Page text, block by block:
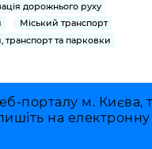
дорожнього руху
Міський транспорт
транспорт та парковки
порталу м. Києва,
на електронну